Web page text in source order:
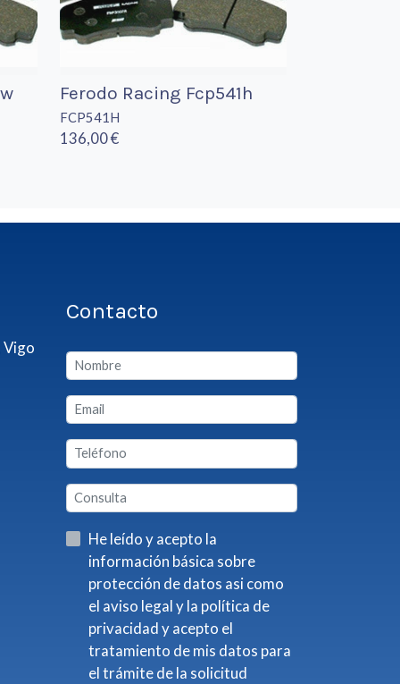
Ferodo Racing Fcp541h
FCP541H
136,00 €
Vigo
Contacto
He leído y acepto la
información básica sobre
protección de datos asi como
el aviso legal y la política de
privacidad y acepto el
tratamiento de mis datos para
el trámite de la solicitud